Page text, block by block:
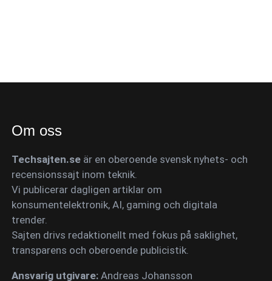
Om oss
Techsajten.se är en oberoende svensk nyhets- och
recensionssajt inom teknik.
Vi publicerar dagligen artiklar om
konsumentelektronik, AI, gaming och digitala
trender.
Sajten drivs redaktionellt med fokus på saklighet,
transparens och oberoende publicistik.
Ansvarig utgivare: Andreas Johansson